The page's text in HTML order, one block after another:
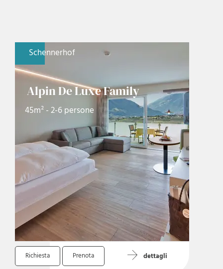
Schennerhof
Alpin De Luxe Family
45m² - 2-6 persone
Richiesta Prenota dettagli